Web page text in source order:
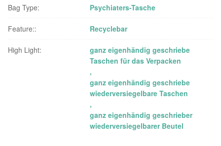
Bag Type: Psychiaters-Tasche
Feature:: Recyclebar
High Light:
ganz eigenhändig geschriebe
Taschen für das Verpacken
,
ganz eigenhändig geschriebe
wiederversiegelbare Taschen
,
ganz eigenhändig geschrieber
wiederversiegelbarer Beutel